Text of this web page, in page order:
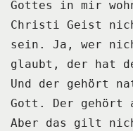
Gottes in mir
Christi Geist
sein.
Ja, wer
glaubt, der hat
Und der gehört
Gott.
Der gehört
Aber das gilt